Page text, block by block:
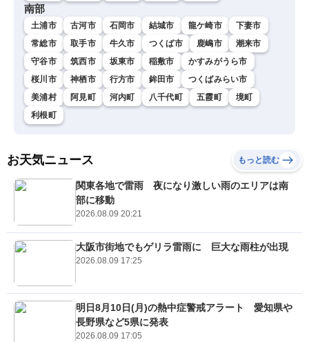
南部
土浦市 古河市 石岡市 結城市 龍ケ崎市
下妻市
常総市
取手市 牛久市 つくば市 鹿嶋市
潮来市
守谷市
筑西市 坂東市 稲敷市
かすみがうら市
桜川市
神栖市 行方市 鉾田市
つくばみらい市
美浦村
阿見町 河内町 八千代町 五霞町
境町
利根町
お天気ニュース もっと読む
関東各地で雷雨 夜になり激しい雨のエリアは南
部に移動
2026.08.09 20:21
大阪市街地でもゲリラ雷雨に 巨大な雨柱が出現
2026.08.09 17:25
明日8月10日(月)の熱中症警戒アラート 愛知県や
長野県など5県に発表
2026.08.09 17:05